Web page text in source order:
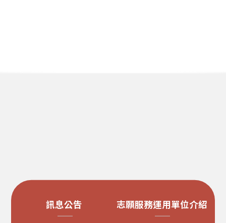
訊息公告 志願服務運用單位介紹